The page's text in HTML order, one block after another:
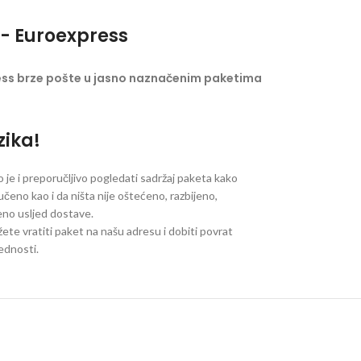
Euroexpress
brze pošte u jasno naznačenim paketima
i preporučljivo pogledati sadržaj paketa kako
kao i da ništa nije oštećeno, razbijeno,
usljed dostave.
vratiti paket na našu adresu i dobiti povrat